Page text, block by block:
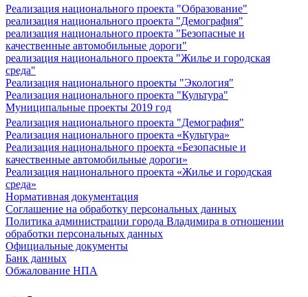
Реализация национального проекта "Образование"
реализация национального проекта "Демография"
реализация национального проекта "Безопасные и
качественные автомобильные дороги"
реализация национального проекта "Жилье и городская
среда"
Реализация национального проекты "Экология"
Реализация национального проекта "Культура"
Муниципальные проекты 2019 год
Реализация национального проекта "Демография"
Реализация национального проекта «Культура»
Реализация национального проекта «Безопасные и
качественные автомобильные дороги»
Реализация национального проекта «Жилье и городская
среда»
Нормативная документация
Соглашение на обработку персональных данных
Политика администрации города Владимира в отношении
обработки персональных данных
Официальные документы
Банк данных
Обжалование НПА